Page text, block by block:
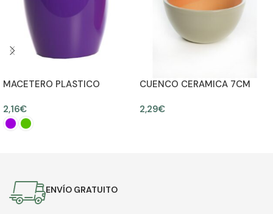
MACETERO PLASTICO
2,16€
CUENCO CERAMICA 7CM
2,29€
ENVÍO GRATUITO